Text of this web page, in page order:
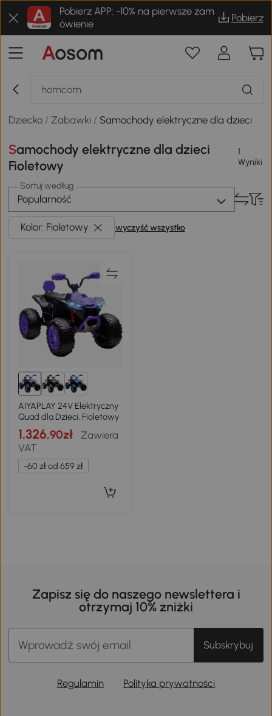
Pobierz APP: -10% na pierwsze zam
ówienie
Pobierz
Dziecko /Zabawki / Samochody elektryczne dla dzieci
Samochody elektryczne dla dzieci
Fioletowy
1
Wyniki
Sortuj według
Popularność
Kolor: Fioletowy wyczyść wszystko
AIYAPLAY 24V Elektryczny
Quad dla Dzieci, Fioletowy
1.326,90zł
Zawiera
VAT
-60 zł od 659 zł
Zapisz się do naszego newslettera i
otrzymaj 10% zniżki
Subskrybuj
Regulamin Polityka prywatności